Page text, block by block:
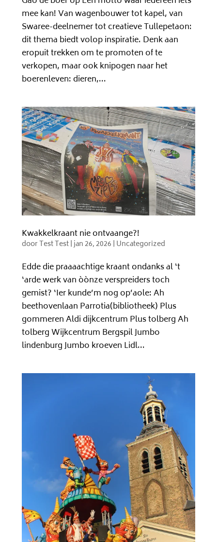
mee kan! Van wagenbouwer tot kapel, van
Swaree-deelnemer tot creatieve Tullepetaon:
dit thema biedt volop inspiratie. Denk aan
eropuit trekken om te promoten of te
verkopen, maar ook knipogen naar het
boerenleven: dieren,...
Kwakkelkraant nie ontvaange?!
doorTest Test|jan 26, 2026 | Uncategorized
Edde die praaaachtige kraant ondanks al ‘t
‘arde werk van òònze verspreiders toch
gemist? ‘Ier kunde’m nog op’aole: Ah
beethovenlaan Parrotia(bibliotheek) Plus
gommeren Aldi dijkcentrum Plus tolberg Ah
tolberg Wijkcentrum Bergspil Jumbo
lindenburg Jumbo kroeven Lidl...